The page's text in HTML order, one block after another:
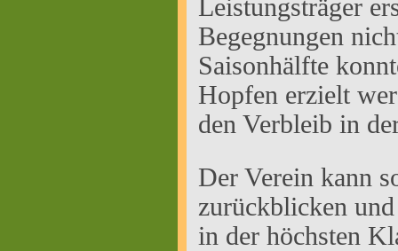
Leistungsträger
Begegnungen
Saisonhälfte
Hopfen erzielt
den Verbleib in
Der Verein kann
zurückblicken
in der höchsten